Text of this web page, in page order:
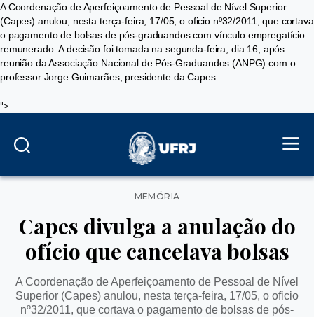
A Coordenação de Aperfeiçoamento de Pessoal de Nível Superior
(Capes) anulou, nesta terça-feira, 17/05, o oficio nº32/2011, que cortava
o pagamento de bolsas de pós-graduandos com vínculo empregatício
remunerado. A decisão foi tomada na segunda-feira, dia 16, após
reunião da Associação Nacional de Pós-Graduandos (ANPG) com o
professor Jorge Guimarães, presidente da Capes.
">
Categorias
MEMÓRIA
Capes divulga a anulação do
ofício que cancelava bolsas
A Coordenação de Aperfeiçoamento de Pessoal de Nível
Superior (Capes) anulou, nesta terça-feira, 17/05, o oficio
nº32/2011, que cortava o pagamento de bolsas de pós-